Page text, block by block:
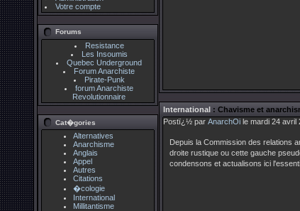
Votre compte
Forums
Resistance
Les Insoumis
Quebec Underground
Forum Anarchiste
Pirate-Punk
forum Anarchiste
Revolutionnaire
Cat�gories
Alternatives
Anarchisme
Anglais
Appel
Autres
Citations
�cologie
International
Millitantisme
International: Chavisme et
Postï¿½ par AnarchOile mardi 24 avril
Depuis la Commission des relations
droite rustique ou cette gauche
condensons et actualisons ici